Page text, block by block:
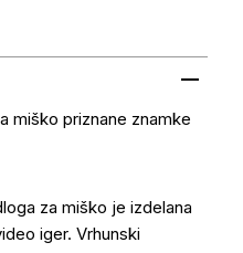
miško priznane znamke
za miško je izdelana
iger. Vrhunski